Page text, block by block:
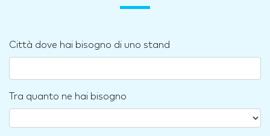
Città dove hai bisogno di uno stand
Tra quanto ne hai bisogno